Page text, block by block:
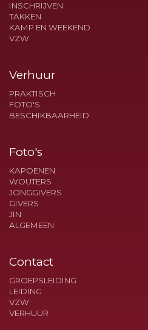
INSCHRIJVEN
TAKKEN
KAMP EN WEEKEND
VZW
Verhuur
PRAKTISCH
FOTO'S
BESCHIKBAARHEID
Foto's
KAPOENEN
WOUTERS
JONGGIVERS
GIVERS
JIN
ALGEMEEN
Contact
GROEPSLEIDING
LEIDING
VZW
VERHUUR